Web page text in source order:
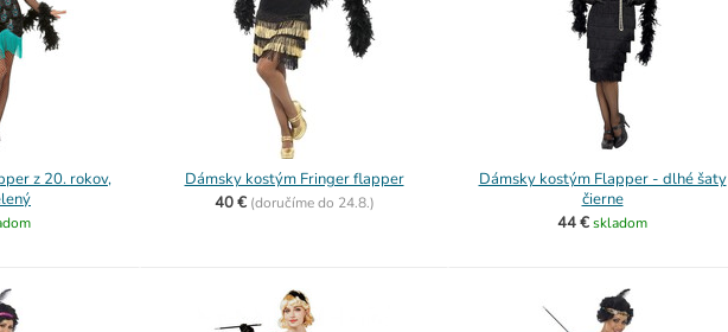
z 20. rokov,
Dámsky kostým Fringer flapper
40 € (doručíme do 24.8.)
Dámsky kostým Flapper - dlhé šaty
čierne
44 €skladom